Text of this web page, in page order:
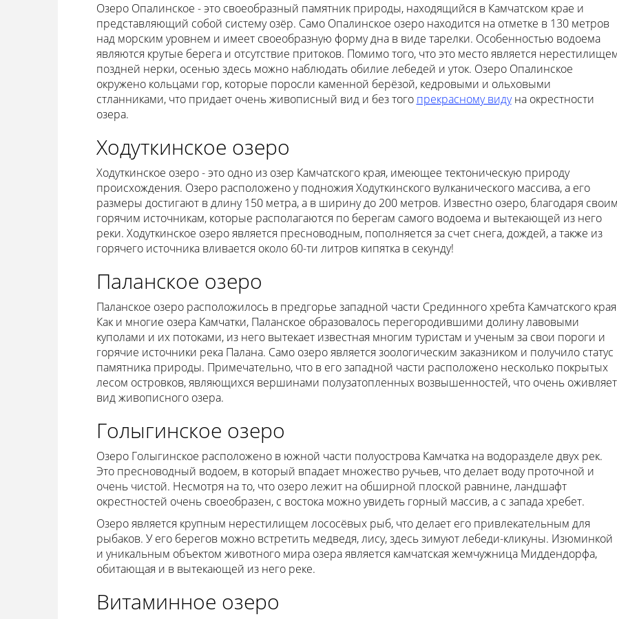
Озеро Опалинское - это своеобразный памятник природы, находящийся в Камчатском крае и
представляющий собой систему озёр. Само Опалинское озеро находится на отметке в 130 метров
над морским уровнем и имеет своеобразную форму дна в виде тарелки. Особенностью водоема
являются крутые берега и отсутствие притоков. Помимо того, что это место является
поздней нерки, осенью здесь можно наблюдать обилие лебедей и уток. Озеро Опалинское
окружено кольцами гор, которые поросли каменной берёзой, кедровыми и ольховыми
стланниками, что придает очень живописный вид и без того прекрасному видуна окрестности
озера.
Ходуткинское озеро
Ходуткинское озеро - это одно из озер Камчатского края, имеющее тектоническую природу
происхождения. Озеро расположено у подножия Ходуткинского вулканического массива, а его
размеры достигают в длину 150 метра, а в ширину до 200 метров. Известно озеро, благодаря
горячим источникам, которые располагаются по берегам самого водоема и вытекающей из него
реки. Ходуткинское озеро является пресноводным, пополняется за счет снега, дождей, а также из
горячего источника вливается около 60-ти литров кипятка в секунду!
Паланское озеро
Паланское озеро расположилось в предгорье западной части Срединного хребта Камчатского
Как и многие озера Камчатки, Паланское образовалось перегородившими долину лавовыми
куполами и их потоками, из него вытекает известная многим туристам и ученым за свои пороги и
горячие источники река Палана. Само озеро является зоологическим заказником и получило статус
памятника природы. Примечательно, что в его западной части расположено несколько покрытых
лесом островков, являющихся вершинами полузатопленных возвышенностей, что очень оживляет
вид живописного озера.
Голыгинское озеро
Озеро Голыгинское расположено в южной части полуострова Камчатка на водоразделе двух рек.
Это пресноводный водоем, в который впадает множество ручьев, что делает воду проточной и
очень чистой. Несмотря на то, что озеро лежит на обширной плоской равнине, ландшафт
окрестностей очень своеобразен, с востока можно увидеть горный массив, а с запада хребет.
Озеро является крупным нерестилищем лососёвых рыб, что делает его привлекательным для
рыбаков. У его берегов можно встретить медведя, лису, здесь зимуют лебеди-кликуны. Изюминкой
и уникальным объектом животного мира озера является камчатская жемчужница Миддендорфа,
обитающая и в вытекающей из него реке.
Витаминное озеро